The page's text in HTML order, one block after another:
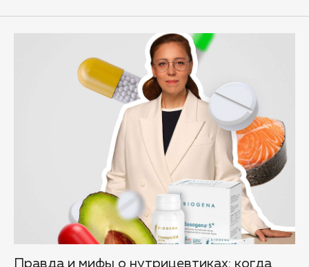
Правда и мифы о нутрицевтиках: когда